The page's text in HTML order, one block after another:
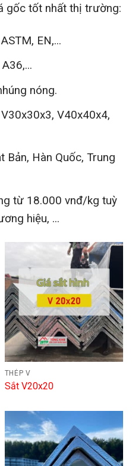
gốc tốt nhất thị trường:
EN,...
nóng.
V40x40x4,
Bản, Hàn Quốc, Trung
từ 18.000 vnđ/kg tuỳ
hiệu, ...
THÉP V
Sắt V20x20